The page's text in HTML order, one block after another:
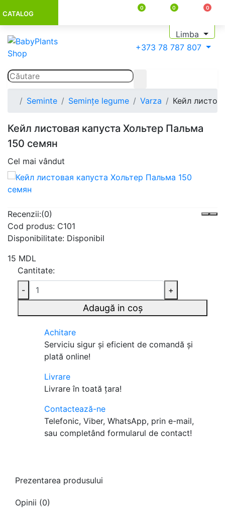
CATALOG
Limba
0 0 0
+373 78 787 807
Seminte Semințe legume Varza Кейл
Кейл листовая капуста Хольтер Пальма
150 семян
Cel mai vândut
Recenzii:(0)
Cod produs: C101
Disponibilitate: Disponibil
15 MDL
Cantitate:
-
+
Adaugă in coş
Achitare
Serviciu sigur şi eficient de comandă şi
plată online!
Livrare
Livrare în toată țara!
Contactează-ne
Telefonic, Viber, WhatsApp, prin e-mail,
sau completând formularul de contact!
Prezentarea produsului
Opinii (0)